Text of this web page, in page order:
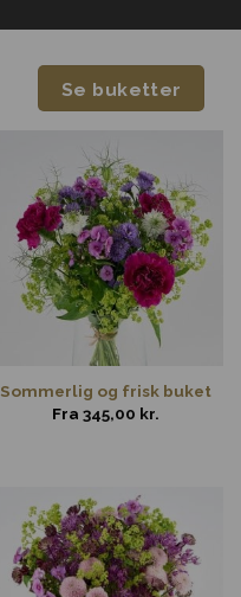
Se buketter
Sommerlig og frisk buket
Fra 345,00 kr.